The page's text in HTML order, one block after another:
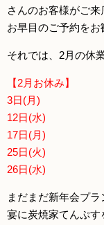
さんのお客様がご来
お早目のご予約をお
それでは、2月の休
【2月お休み】
3日(月)
12日(水)
17日(月)
25日(火)
26日(水)
まだまだ新年会プ
宴に炭焼家てんぷす